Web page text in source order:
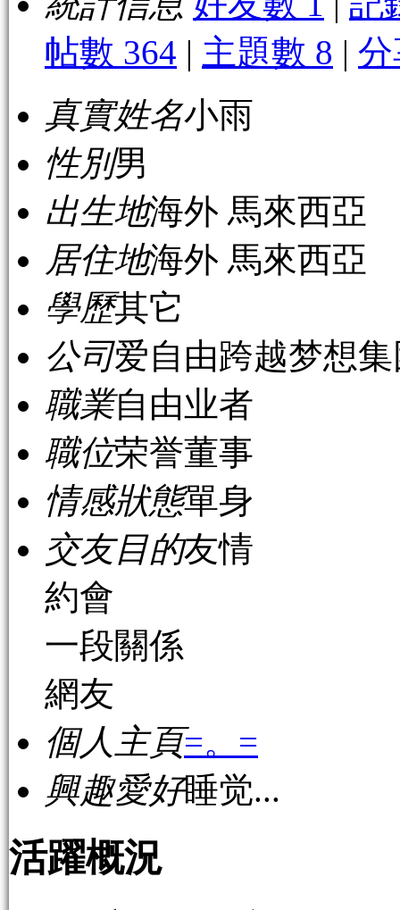
帖數 364 | 主題數 8 | 分
真實姓名小雨
性別男
出生地海外 馬來西亞
居住地海外 馬來西亞
學歷其它
公司爱自由跨越梦想
職業自由业者
職位荣誉董事
情感狀態單身
交友目的友情
約會
一段關係
網友
個人主頁=。=
興趣愛好睡觉...
活躍概況